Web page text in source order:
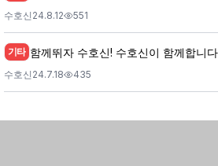
수호신 24.8.12 551
기타 함께뛰자 수호신! 수호신이 함께합니
수호신 24.7.18 435